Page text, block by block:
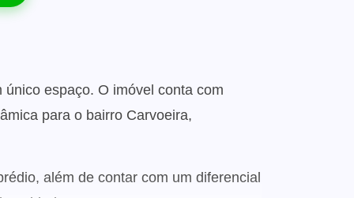
espaço. O imóvel conta com
para o bairro Carvoeira,
além de contar com um diferencial